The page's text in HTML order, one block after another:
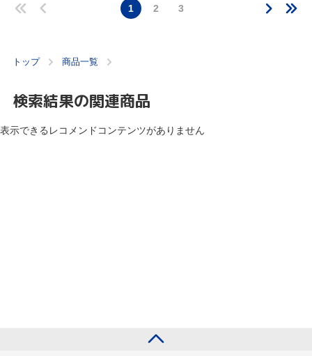
1 2 3
トップ 商品一覧
検索結果の関連商品
表示できるレコメンドコンテンツがありません